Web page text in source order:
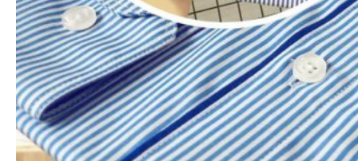
Áo thun polo
Áo thun cổ trụ 2 sọc nhỏ (Đủ 7 màu sọc nhỏ)
65.000₫